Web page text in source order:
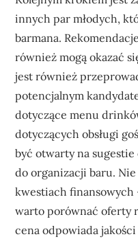
innych par młodych,
barmana.
również mogą okazać
jest również
potencjalnym
dotyczące menu
dotyczących obsługi
być otwarty na
do organizacji baru.
kwestiach
warto porównać oferty
cena odpowiada